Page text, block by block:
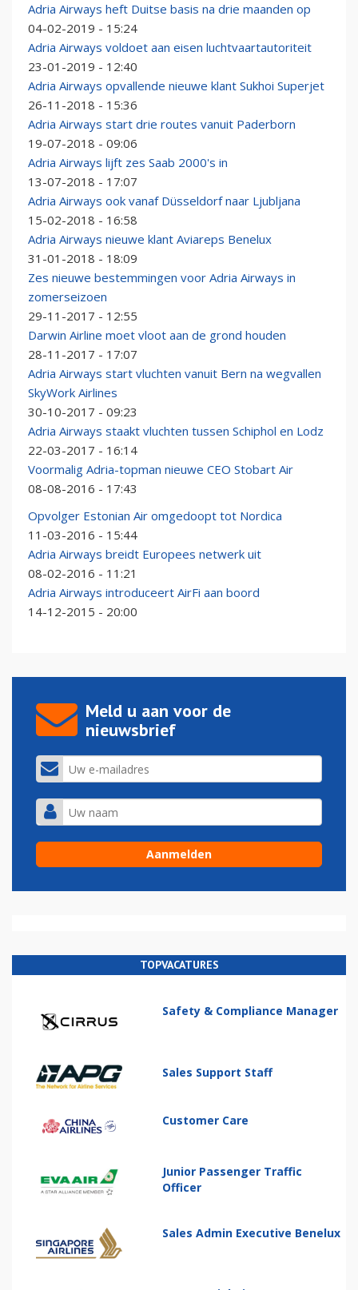
Adria Airways heft Duitse basis na drie maanden op
04-02-2019 - 15:24
Adria Airways voldoet aan eisen luchtvaartautoriteit
23-01-2019 - 12:40
Adria Airways opvallende nieuwe klant Sukhoi Superjet
26-11-2018 - 15:36
Adria Airways start drie routes vanuit Paderborn
19-07-2018 - 09:06
Adria Airways lijft zes Saab 2000's in
13-07-2018 - 17:07
Adria Airways ook vanaf Düsseldorf naar Ljubljana
15-02-2018 - 16:58
Adria Airways nieuwe klant Aviareps Benelux
31-01-2018 - 18:09
Zes nieuwe bestemmingen voor Adria Airways in
zomerseizoen
29-11-2017 - 12:55
Darwin Airline moet vloot aan de grond houden
28-11-2017 - 17:07
Adria Airways start vluchten vanuit Bern na wegvallen
SkyWork Airlines
30-10-2017 - 09:23
Adria Airways staakt vluchten tussen Schiphol en Lodz
22-03-2017 - 16:14
Voormalig Adria-topman nieuwe CEO Stobart Air
08-08-2016 - 17:43
Opvolger Estonian Air omgedoopt tot Nordica
11-03-2016 - 15:44
Adria Airways breidt Europees netwerk uit
08-02-2016 - 11:21
Adria Airways introduceert AirFi aan boord
14-12-2015 - 20:00
Meld u aan voor de
nieuwsbrief
TOPVACATURES
Safety & Compliance Manager
Sales Support Staff
Customer Care
Junior Passenger Traffic
Officer
Sales Admin Executive Benelux